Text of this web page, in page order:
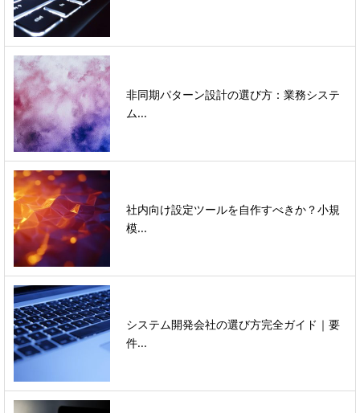
非同期パターン設計の選び方：業務システ
ム...
社内向け設定ツールを自作すべきか？小規
模...
システム開発会社の選び方完全ガイド｜要
件...